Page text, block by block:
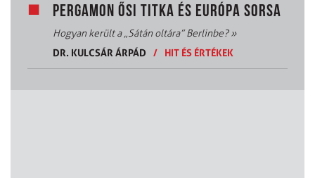
PERGAMON ŐSI TITKA ÉS EURÓPA SORSA
Hogyan került a „Sátán oltára” Berlinbe?»
DR. KULCSÁR ÁRPÁD
/ HIT ÉS ÉRTÉKEK